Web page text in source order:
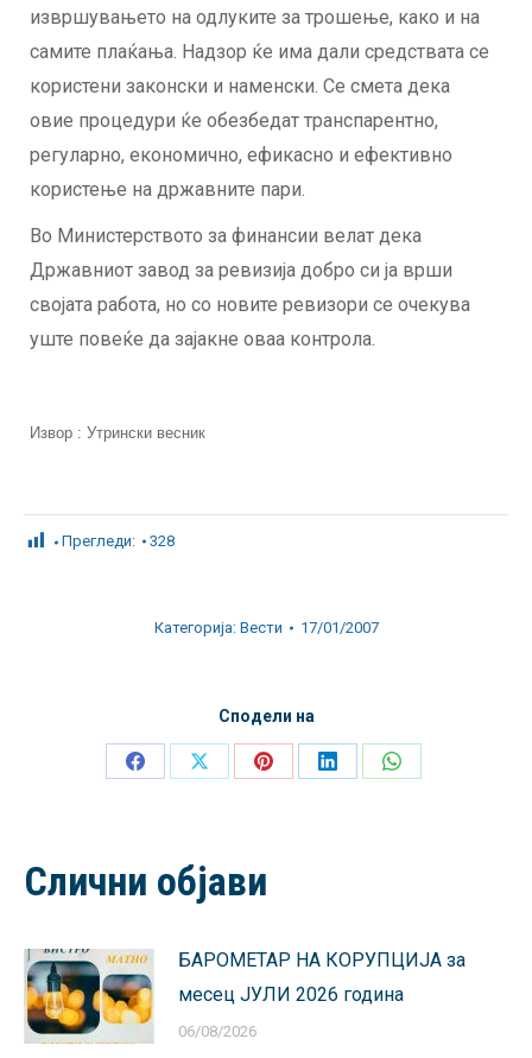
извршувањето на одлуките за трошење, како и на
самите плаќања. Надзор ќе има дали средствата се
користени законски и наменски. Се смета дека
овие процедури ќе обезбедат транспарентно,
регуларно, економично, ефикасно и ефективно
користење на државните пари.
Во Министерството за финансии велат дека
Државниот завод за ревизија добро си ја врши
својата работа, но со новите ревизори се очекува
уште повеќе да зајакне оваа контрола.
Извор : Утрински весник
Прегледи: 328
Категорија: Вести 17/01/2007
Сподели на
Share
Share
Share
Share
Share
Слични објави
БАРОМЕТАР НА КОРУПЦИЈА за
месец ЈУЛИ 2026 година
06/08/2026